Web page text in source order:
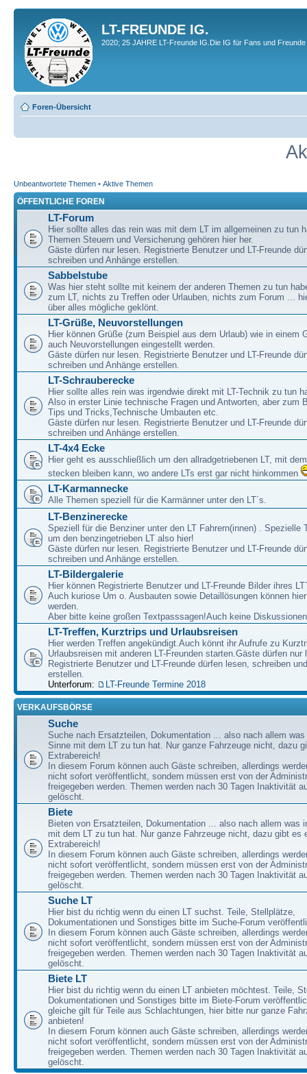
LT-FREUNDE IG.
2020; 25 JAHRE LT-Freunde IG.Die IG für Fans und
Foren-Übersicht
Unbeantwortete Themen • Aktive Themen
ÖFFENTLICHE FOREN
LT-Forum
Hier sollte alles das rein was mit dem LT im allgemeinen zu tun
Themen Steuern und Versicherung gehören hier her.
Gäste dürfen nur lesen. Registrierte Benutzer und LT-Freunde
schreiben und Anhänge erstellen.
Sabbelstube
Was hier steht sollte mit keinem der anderen Themen zu tun
zum LT, nichts zu Treffen oder Urlauben, nichts zum Forum ...
über alles mögliche geklönt.
LT-Grüße, Neuvorstellungen
Hier können Grüße (zum Beispiel aus dem Urlaub) wie in einem
auch Neuvorstellungen eingestellt werden.
Gäste dürfen nur lesen. Registrierte Benutzer und LT-Freunde
schreiben und Anhänge erstellen.
LT-Schrauberecke
Hier sollte alles rein was irgendwie direkt mit LT-Technik zu tun
Also in erster Linie technische Fragen und Antworten, aber zum
Tips und Tricks,Technische Umbauten etc.
Gäste dürfen nur lesen. Registrierte Benutzer und LT-Freunde
schreiben und Anhänge erstellen.
LT-4x4 Ecke
Hier geht es ausschließlich um den allradgetriebenen LT, mit
stecken bleiben kann, wo andere LTs erst gar nicht hinkommen
LT-Karmannecke
Alle Themen speziell für die Karmänner unter den LT´s.
LT-Benzinerecke
Speziell für die Benziner unter den LT Fahrern(innen) . Spezielle
um den benzingetrieben LT also hier!
Gäste dürfen nur lesen. Registrierte Benutzer und LT-Freunde
schreiben und Anhänge erstellen.
LT-Bildergalerie
Hier können Registrierte Benutzer und LT-Freunde Bilder ihres
Auch kuriose Um o. Ausbauten sowie Detaillösungen können
werden.
Aber bitte keine großen Textpasssagen!Auch keine
LT-Treffen, Kurztrips und Urlaubsreisen
Hier werden Treffen angekündigt.Auch könnt ihr Aufrufe zu
Urlaubsreisen mit anderen LT-Freunden starten.Gäste dürfen nur
Registrierte Benutzer und LT-Freunde dürfen lesen, schreiben
erstellen.
Unterforum:
LT-Freunde Termine 2018
VERKAUFSBÖRSE
Suche
Suche nach Ersatzteilen, Dokumentation ... also nach allem
Sinne mit dem LT zu tun hat. Nur ganze Fahrzeuge nicht, dazu
Extrabereich!
In diesem Forum können auch Gäste schreiben, allerdings
nicht sofort veröffentlicht, sondern müssen erst von der
freigegeben werden. Themen werden nach 30 Tagen Inaktivität
gelöscht.
Biete
Bieten von Ersatzteilen, Dokumentation ... also nach allem was
mit dem LT zu tun hat. Nur ganze Fahrzeuge nicht, dazu gibt es
Extrabereich!
In diesem Forum können auch Gäste schreiben, allerdings
nicht sofort veröffentlicht, sondern müssen erst von der
freigegeben werden. Themen werden nach 30 Tagen Inaktivität
gelöscht.
Suche LT
Hier bist du richtig wenn du einen LT suchst. Teile, Stellplätze,
Dokumentationen und Sonstiges bitte im Suche-Forum
In diesem Forum können auch Gäste schreiben, allerdings
nicht sofort veröffentlicht, sondern müssen erst von der
freigegeben werden. Themen werden nach 30 Tagen Inaktivität
gelöscht.
Biete LT
Hier bist du richtig wenn du einen LT anbieten möchtest. Teile,
Dokumentationen und Sonstiges bitte im Biete-Forum
gleiche gilt für Teile aus Schlachtungen, hier bitte nur ganze
anbieten!
In diesem Forum können auch Gäste schreiben, allerdings
nicht sofort veröffentlicht, sondern müssen erst von der
freigegeben werden. Themen werden nach 30 Tagen Inaktivität
gelöscht.